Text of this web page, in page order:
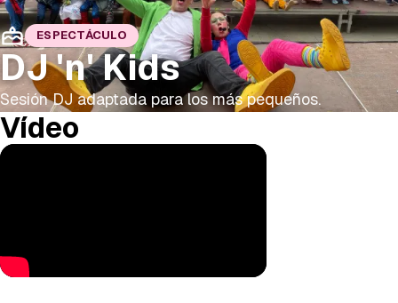
ESPECTÁCULO
DJ 'n' Kids
Sesión DJ adaptada para los más pequeños.
Vídeo